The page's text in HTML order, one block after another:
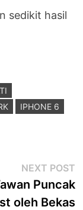
sedikit hasil
IPHONE 6
NEXT POST
Puncak
oleh Bekas